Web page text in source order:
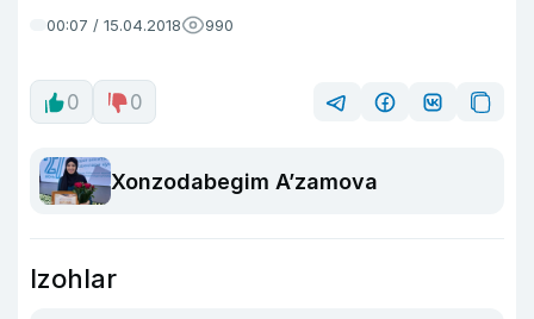
00:07 / 15.04.2018 990
0 0
Xonzodabegim A’zamova
Izohlar